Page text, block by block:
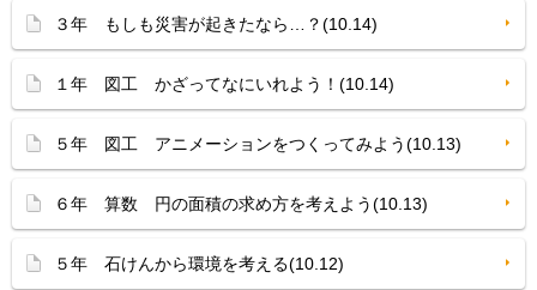
３年 もしも災害が起きたなら…？(10.14)
１年 図工 かざってなにいれよう！(10.14)
５年 図工 アニメーションをつくってみよう(10.13)
６年 算数 円の面積の求め方を考えよう(10.13)
５年 石けんから環境を考える(10.12)